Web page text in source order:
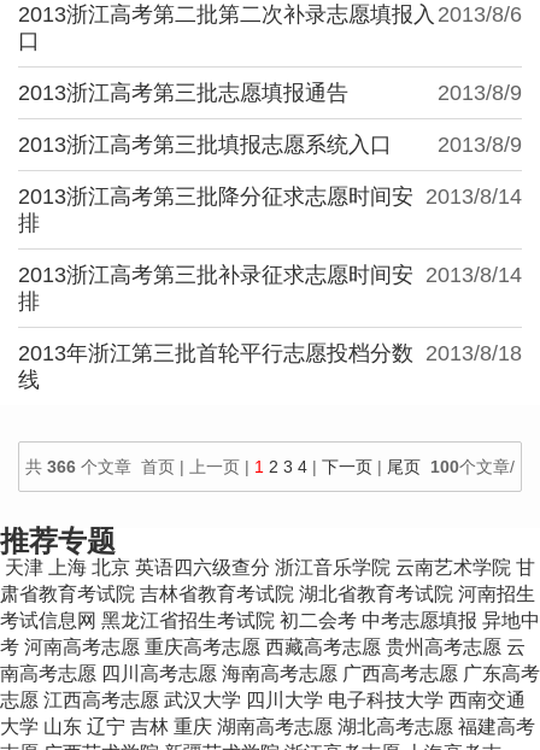
2013/8/6
2013浙江高考第二批第二次补录志愿填报入
口
2013/8/9
2013浙江高考第三批志愿填报通告
2013/8/9
2013浙江高考第三批填报志愿系统入口
2013/8/14
2013浙江高考第三批降分征求志愿时间安
排
2013/8/14
2013浙江高考第三批补录征求志愿时间安
排
2013/8/18
2013年浙江第三批首轮平行志愿投档分数
线
共 366 个文章 首页 | 上一页 | 1 2 3 4 | 下一页 | 尾页 100个文章/
推荐专题
天津 上海 北京 英语四六级查分 浙江音乐学院 云南艺术学院 甘
肃省教育考试院 吉林省教育考试院 湖北省教育考试院 河南招生
考试信息网 黑龙江省招生考试院 初二会考 中考志愿填报 异地中
考 河南高考志愿 重庆高考志愿 西藏高考志愿 贵州高考志愿 云
南高考志愿 四川高考志愿 海南高考志愿 广西高考志愿 广东高考
志愿 江西高考志愿 武汉大学 四川大学 电子科技大学 西南交通
大学 山东 辽宁 吉林 重庆 湖南高考志愿 湖北高考志愿 福建高考